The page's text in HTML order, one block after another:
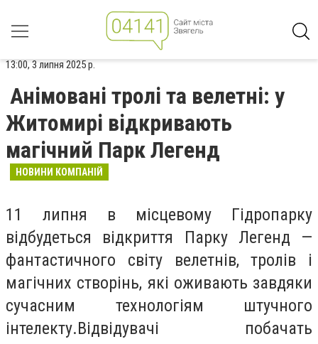
13:00, 3 липня 2025 р.
Анімовані тролі та велетні: у
Житомирі відкривають
магічний Парк Легенд
НОВИНИ КОМПАНІЙ
11 липня в місцевому Гідропарку
відбудеться відкриття Парку Легенд —
фантастичного світу велетнів, тролів і
магічних створінь, які оживають завдяки
сучасним технологіям штучного
інтелекту.Відвідувачі побачать